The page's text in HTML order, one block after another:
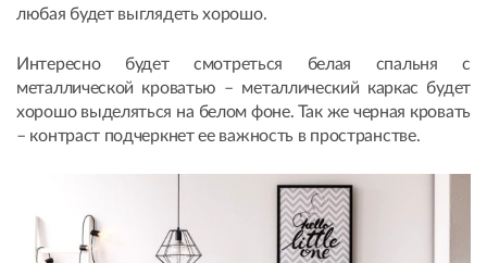
любая будет выглядеть хорошо.
Интересно будет смотреться белая спальня с
металлической кроватью – металлический каркас будет
хорошо выделяться на белом фоне. Так же черная кровать
– контраст подчеркнет ее важность в пространстве.